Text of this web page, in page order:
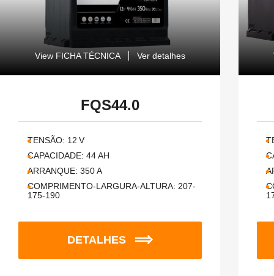
View FICHA TÉCNICA Ver detalhes
FQS44.0
TENSÃO: 12 V
CAPACIDADE: 44AH
ARRANQUE: 350A
COMPRIMENTO-LARGURA-ALTURA: 207-
175-190
DETALHES